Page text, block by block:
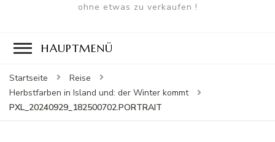
ohne etwas zu verkaufen !
HAUPTMENÜ
Startseite
Reise
Herbstfarben in Island und: der Winter kommt
PXL_20240929_182500702.PORTRAIT